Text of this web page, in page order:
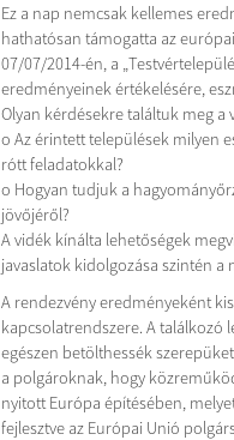
Ez a nap nemcsak kellemes
hathatósan támogatta az
07/07/2014-én, a
eredményeinek értékelésére,
Olyan kérdésekre találtuk meg a
o Az érintett települések milyen
rótt feladatokkal?
o Hogyan tudjuk a
jövőjéről?
A vidék kínálta lehetőségek
javaslatok kidolgozása szintén a
A rendezvény eredményeként
kapcsolatrendszere. A találkozó
egészen betölthessék
a polgároknak, hogy
nyitott Európa építésében,
fejlesztve az Európai Unió